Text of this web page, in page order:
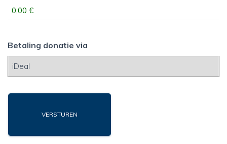
Betaling donatie via